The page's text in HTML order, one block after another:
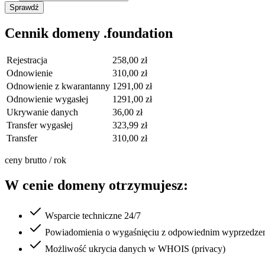
Sprawdź
Cennik domeny .foundation
Rejestracja
258,00 zł
Odnowienie
310,00 zł
Odnowienie z kwarantanny 1291,00 zł
Odnowienie wygasłej
1291,00 zł
Ukrywanie danych
36,00 zł
Transfer wygasłej
323,99 zł
Transfer
310,00 zł
ceny brutto / rok
W cenie domeny otrzymujesz:
Wsparcie techniczne 24/7
Powiadomienia o wygaśnięciu z odpowiednim
Możliwość ukrycia danych w WHOIS (privacy)